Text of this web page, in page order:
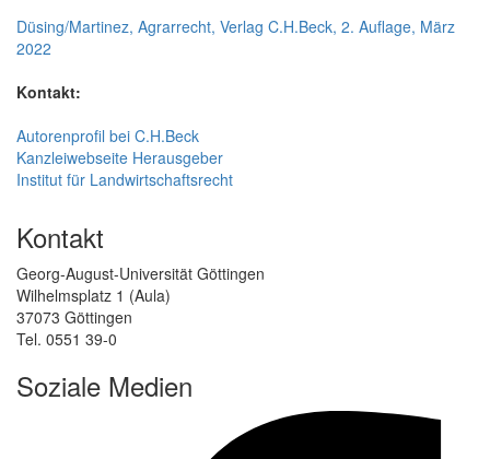
Düsing/Martinez, Agrarrecht, Verlag C.H.Beck, 2. Auflage, März
2022
Kontakt:
Autorenprofil bei C.H.Beck
Kanzleiwebseite Herausgeber
Institut für Landwirtschaftsrecht
Kontakt
Georg-August-Universität Göttingen
Wilhelmsplatz 1 (Aula)
37073 Göttingen
Tel. 0551 39-0
Soziale Medien